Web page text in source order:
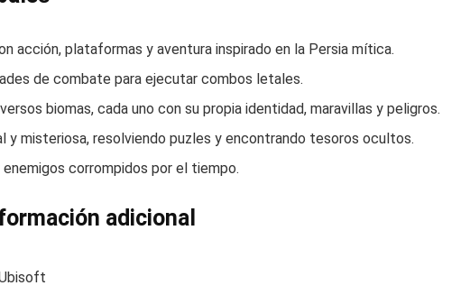
acción, plataformas y aventura inspirado en la Persia mítica.
de combate para ejecutar combos letales.
biomas, cada uno con su propia identidad, maravillas y peligros.
y misteriosa, resolviendo puzles y encontrando tesoros ocultos.
corrompidos por el tiempo.
adicional